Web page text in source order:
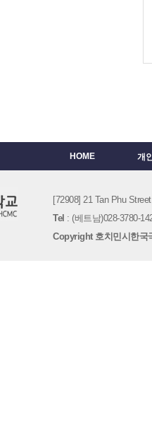
HOME 개
[72908] 21 Tan Phu
Tel : (베트남)028-3780-
Copyright 호치민시한국